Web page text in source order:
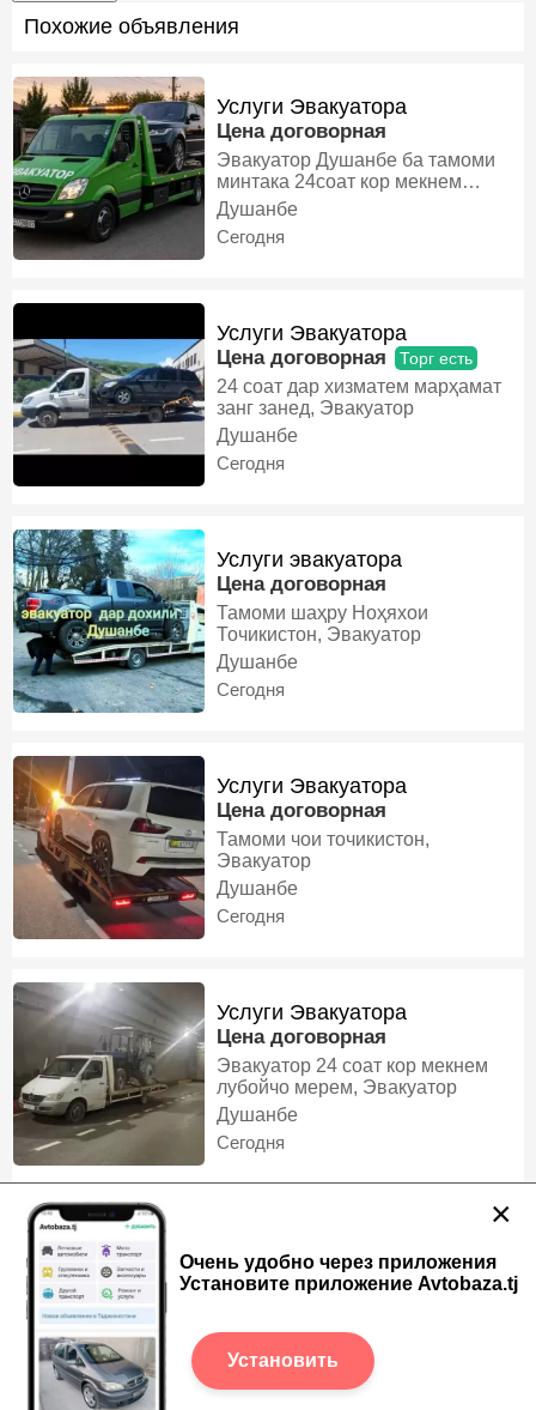
×
Очень удобно через приложения
Установите приложение Avtobaza.tj
Установить
Похожие объявления
Услуги Эвакуатора
Цена договорная
Эвакуатор Душанбе ба тамоми
минтака 24соат кор мекнем
10мошин дорем барои хамаи
мошинхои шумо Эвакуатор
дорем, Эвакуатор
Душанбе
Сегодня
Услуги Эвакуатора
Цена договорная Торг есть
24 соат дар хизматем марҳамат
занг занед, Эвакуатор
Душанбе
Сегодня
Услуги эвакуатора
Цена договорная
Тамоми шаҳру Ноҳяхои
Точикистон, Эвакуатор
Душанбе
Сегодня
Услуги Эвакуатора
Цена договорная
Тамоми чои точикистон,
Эвакуатор
Душанбе
Сегодня
Услуги Эвакуатора
Цена договорная
Эвакуатор 24 соат кор мекнем
лубойчо мерем, Эвакуатор
Душанбе
Сегодня
кондиционеров
Цена договорная
выявление неисправностей и их
причин. Ремонт компрессоров:
замена и восстановление
Худжанд